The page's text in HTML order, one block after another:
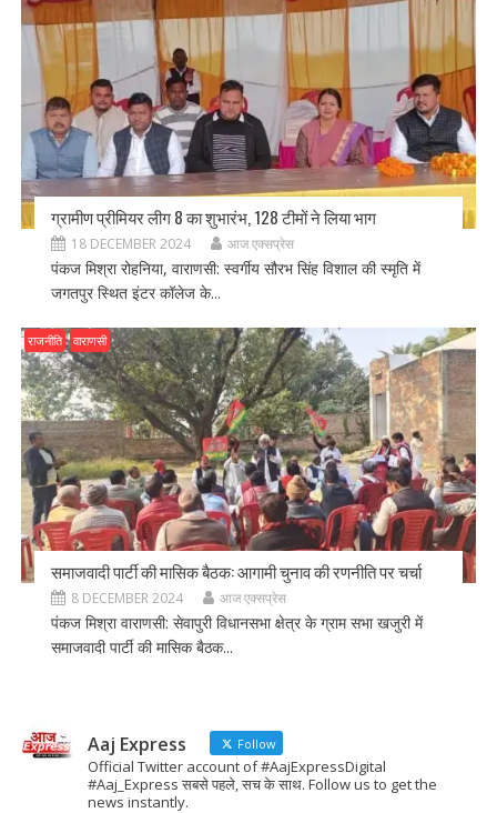
ग्रामीण प्रीमियर लीग 8 का शुभारंभ, 128 टीमों ने लिया भाग
18 DECEMBER 2024 आज एक्सप्रेस
पंकज मिश्रा रोहनिया, वाराणसी: स्वर्गीय सौरभ सिंह विशाल की स्मृति में
जगतपुर स्थित इंटर कॉलेज के...
राजनीति वाराणसी
समाजवादी पार्टी की मासिक बैठक: आगामी चुनाव की रणनीति पर चर्चा
8 DECEMBER 2024 आज एक्सप्रेस
पंकज मिश्रा वाराणसी: सेवापुरी विधानसभा क्षेत्र के ग्राम सभा खजुरी में
समाजवादी पार्टी की मासिक बैठक...
Aaj Express Follow
Official Twitter account of #AajExpressDigital
#Aaj_Express सबसे पहले, सच के साथ. Follow us to get the
news instantly.